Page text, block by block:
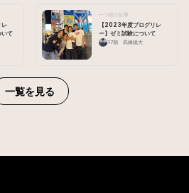
レ
いて
一つ前の記事
【2023年度ブログリレ
ー】ゼミ試験について
17期 髙橋穂大
一覧を見る